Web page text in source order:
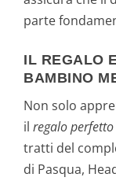
parte
IL REGALO
BAMBINO
Non solo
il regalo perfetto
tratti del
di Pasqua,